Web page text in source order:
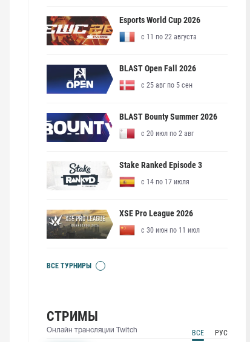
Esports World Cup 2026
с 11 по 22 августа
BLAST Open Fall 2026
с 25 авг по 5 сен
BLAST Bounty Summer 2026
с 20 июл по 2 авг
Stake Ranked Episode 3
с 14 по 17 июля
XSE Pro League 2026
с 30 июн по 11 июл
ВСЕ ТУРНИРЫ
СТРИМЫ
Онлайн трансляции Twitch ВСЕ РУС